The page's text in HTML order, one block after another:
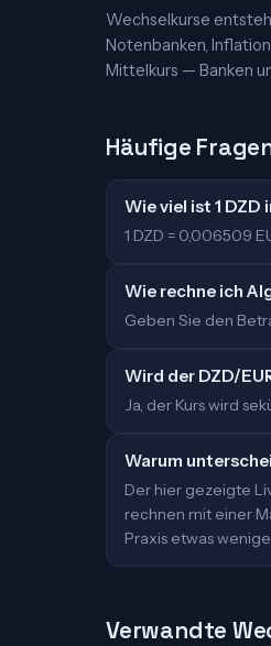
Wechselkurse
Notenbanken,
Mittelkurs — Banken
Häufige
Wie viel ist 1 DZD
1 DZD = 0,006509
Wie rechne ich
Geben Sie den
Wird der DZD/
Ja, der Kurs wird
Warum
Der hier gezeigte
rechnen mit einer
Praxis etwas
Verwandte